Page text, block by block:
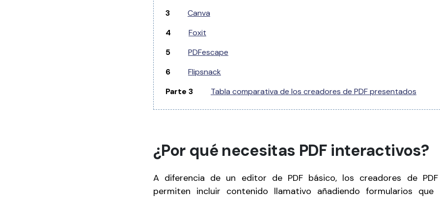
3
Canva
4
Foxit
5
PDFescape
6
Flipsnack
Parte 3
Tabla comparativa de los creadores de PDF presentados
¿Por qué necesitas PDF interactivos?
A diferencia de un editor de PDF básico, los creadores de
permiten incluir contenido llamativo añadiendo formularios que